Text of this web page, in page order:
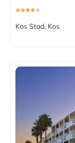
Kos Stad, Kos